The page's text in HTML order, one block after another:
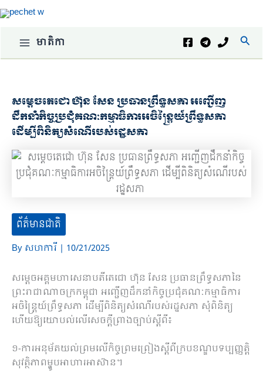
Skip
to
Mainមាតិកា
សម្តេចតេជោ ហ៊ុន សែន ប្រធានព្រឹទ្ធសភា អញ្ជើញ
ដឹកនាំកិច្ចប្រជុំគណៈកម្មាធិការអចិន្ត្រៃយ៍ព្រឹទ្ធសភា
ដើម្បីពិនិត្យសំណើរបស់រដ្ឋសភា
ព័ត៌មានជាតិ
By សហការី | 10/21/2025
សម្តេចអគ្គមហាសេនាបតីតេជោ ហ៊ុន សែន ប្រធានព្រឹទ្ធសភានៃ
ព្រះរាជាណាចក្រកម្ពុជា អញ្ជើញដឹកនាំកិច្ចប្រជុំគណៈកម្មាធិការ
អចិន្ត្រៃយ៍ព្រឹទ្ធសភា ដើម្បីពិនិត្យសំណើរបស់រដ្ឋសភា សុំពិនិត្យ
ហើយឱ្យយោបល់លើសេចក្តីព្រាងច្បាប់ស្តីពី៖
១-ការអនុម័តយល់ព្រមលើកិច្ចព្រមព្រៀងស្តីពីក្របខណ្ឌបទប្បញ្ញត្តិ
សុវត្ថិភាពម្ហូបអាហារអាស៊ាន។